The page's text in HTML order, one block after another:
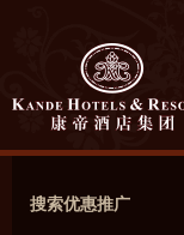
搜索优惠推广